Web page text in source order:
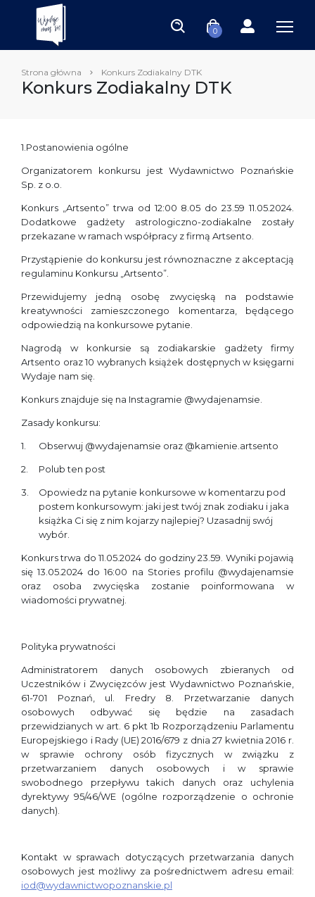
0
Strona główna Konkurs Zodiakalny DTK
Konkurs Zodiakalny DTK
1.Postanowienia ogólne
Organizatorem konkursu jest Wydawnictwo Poznańskie
Sp. z o.o.
Konkurs „Artsento” trwa od 12:00 8.05 do 23.59 11.05.2024.
Dodatkowe gadżety astrologiczno-zodiakalne zostały
przekazane w ramach współpracy z firmą Artsento.
Przystąpienie do konkursu jest równoznaczne z akceptacją
regulaminu Konkursu „Artsento”.
Przewidujemy jedną osobę zwycięską na podstawie
kreatywności zamieszczonego komentarza, będącego
odpowiedzią na konkursowe pytanie.
Nagrodą w konkursie są zodiakarskie gadżety firmy
Artsento oraz 10 wybranych książek dostępnych w księgarni
Wydaje nam się.
Konkurs znajduje się na Instagramie @wydajenamsie.
Zasady konkursu:
Obserwuj @wydajenamsie oraz @kamienie.artsento
Polub ten post
Opowiedz na pytanie konkursowe w komentarzu pod
postem konkursowym: jaki jest twój znak zodiaku i jaka
książka Ci się z nim kojarzy najlepiej? Uzasadnij swój
wybór.
Konkurs trwa do 11.05.2024 do godziny 23.59. Wyniki pojawią
się 13.05.2024 do 16:00 na Stories profilu @wydajenamsie
oraz osoba zwycięska zostanie poinformowana w
wiadomości prywatnej.
Polityka prywatności
Administratorem danych osobowych zbieranych od
Uczestników i Zwycięzców jest Wydawnictwo Poznańskie,
61-701 Poznań, ul. Fredry 8. Przetwarzanie danych
osobowych odbywać się będzie na zasadach
przewidzianych w art. 6 pkt 1b Rozporządzeniu Parlamentu
Europejskiego i Rady (UE) 2016/679 z dnia 27 kwietnia 2016 r.
w sprawie ochrony osób fizycznych w związku z
przetwarzaniem danych osobowych i w sprawie
swobodnego przepływu takich danych oraz uchylenia
dyrektywy 95/46/WE (ogólne rozporządzenie o ochronie
danych).
Kontakt w sprawach dotyczących przetwarzania danych
osobowych jest możliwy za pośrednictwem adresu email:
iod@wydawnictwopoznanskie.pl